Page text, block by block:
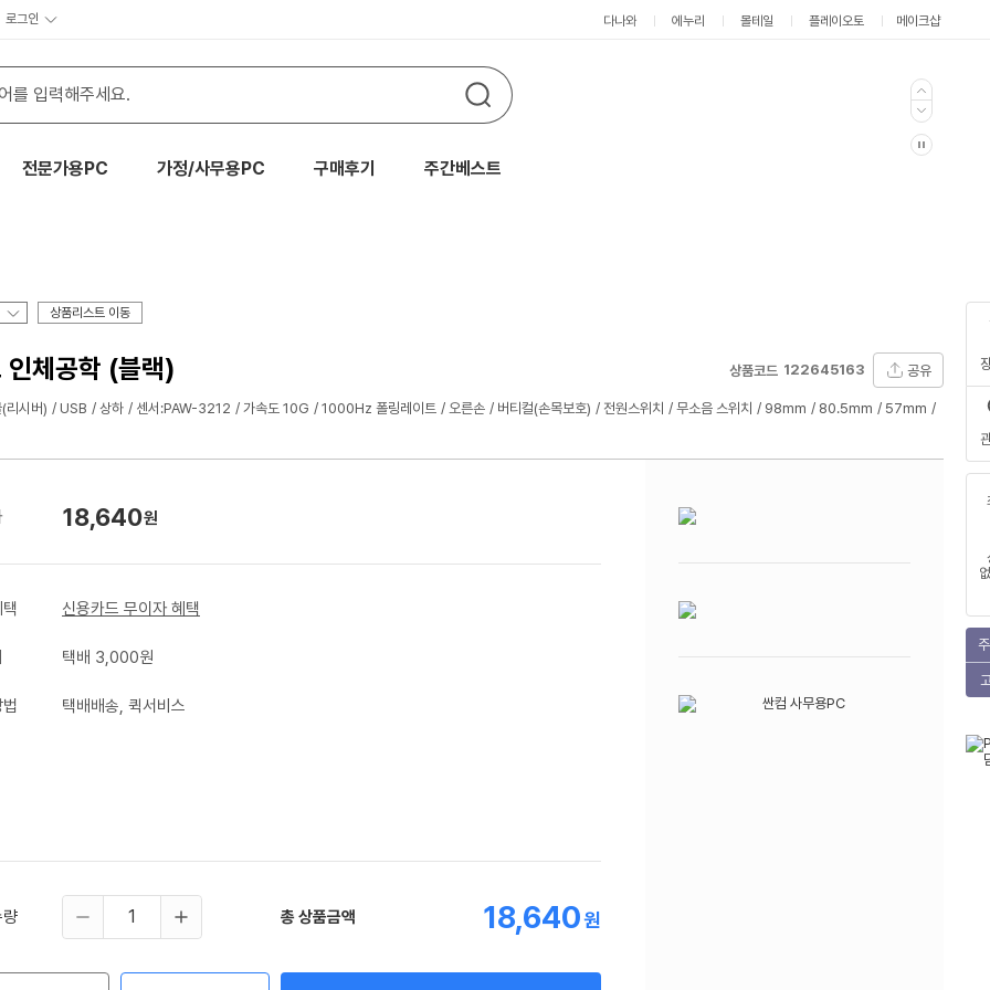
로그인 다나와 에누리 몰테일 플레이오토 메이크샵
전문가용PC 가정/사무용PC 구매후기 주간베스트
상품리스트 이동
체공학 (블랙) 상품코드 122645163 공유
리시버) USB 상하 센서:PAW-3212 가속도 10G 1000Hz 폴링레이트 오른손 버티컬(손목보호) 전원스위치 무소음 스위치 98mm 80.5mm
57mm
18,640원
신용카드 무이자 혜택
택배 3,000원
택배배송, 퀵서비스
량 총 상품금액 18,640원